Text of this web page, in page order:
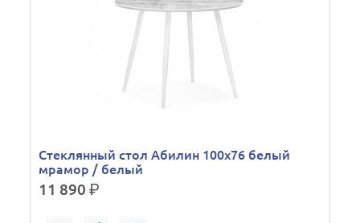
Стеклянный стол Абилин 100х76 белый
мрамор / белый
11 890р.